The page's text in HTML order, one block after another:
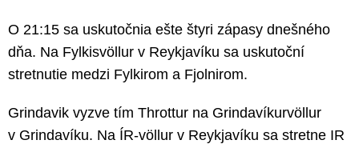
O 21:15 sa uskutočnia ešte štyri zápasy dnešného
dňa. Na Fylkisvöllur v Reykjavíku sa uskutoční
stretnutie medzi Fylkirom a Fjolnirom.
Grindavik vyzve tím Throttur na Grindavíkurvöllur
v Grindavíku. Na ÍR-völlur v Reykjavíku sa stretne IR